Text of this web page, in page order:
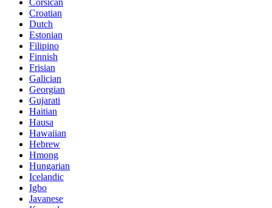
Corsican
Croatian
Dutch
Estonian
Filipino
Finnish
Frisian
Galician
Georgian
Gujarati
Haitian
Hausa
Hawaiian
Hebrew
Hmong
Hungarian
Icelandic
Igbo
Javanese